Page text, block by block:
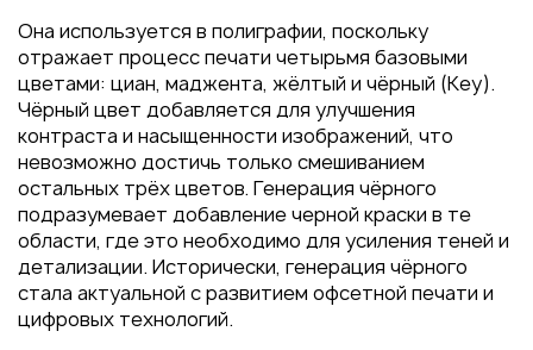
Конверты
Журналы
Полиграфия для выставок
под ключ
Полиграфия к выборам 2026
Она используется в полиграфии, поскольку
отражает процесс печати четырьмя базовыми
цветами: циан, маджента, жёлтый и чёрный (Key).
Чёрный цвет добавляется для улучшения
контраста и насыщенности изображений, что
невозможно достичь только смешиванием
остальных трёх цветов. Генерация чёрного
подразумевает добавление черной краски в те
области, где это необходимо для усиления теней и
детализации. Исторически, генерация чёрного
стала актуальной с развитием офсетной печати и
цифровых технологий.